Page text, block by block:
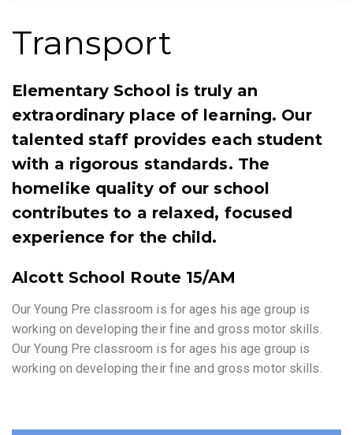
Transport
Elementary School is truly an
extraordinary place of learning. Our
talented staff provides each student
with a rigorous standards. The
homelike quality of our school
contributes to a relaxed, focused
experience for the child.
Alcott School Route 15/AM
Our Young Pre classroom is for ages his age group is
working on developing their fine and gross motor skills.
Our Young Pre classroom is for ages his age group is
working on developing their fine and gross motor skills.